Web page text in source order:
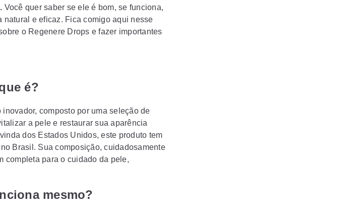
Você quer saber se ele é bom, se funciona,
natural e eficaz. Fica comigo aqui nesse
o Regenere Drops e fazer importantes
é?
composto por uma seleção de
a pele e restaurar sua aparência
dos Estados Unidos, este produto tem
Brasil. Sua composição, cuidadosamente
completa para o cuidado da pele,
mesmo?